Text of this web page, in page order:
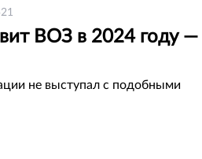
ВОЗ в 2024 году —
не выступал с подобными